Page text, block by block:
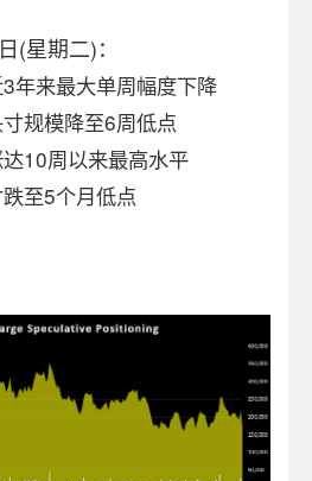
(星期二)：
年来最大单周幅度下降
规模降至6周低点
10周以来最高水平
至5个月低点